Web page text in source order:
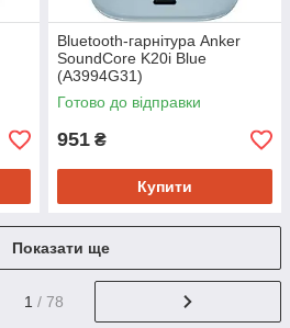
Bluetooth-гарнітура Anker
SoundCore K20i Blue
(A3994G31)
Готово до відправки
951 ₴
Купити
Показати ще
1 / 78